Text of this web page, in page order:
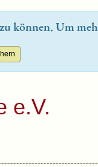
können. Um
e.V.